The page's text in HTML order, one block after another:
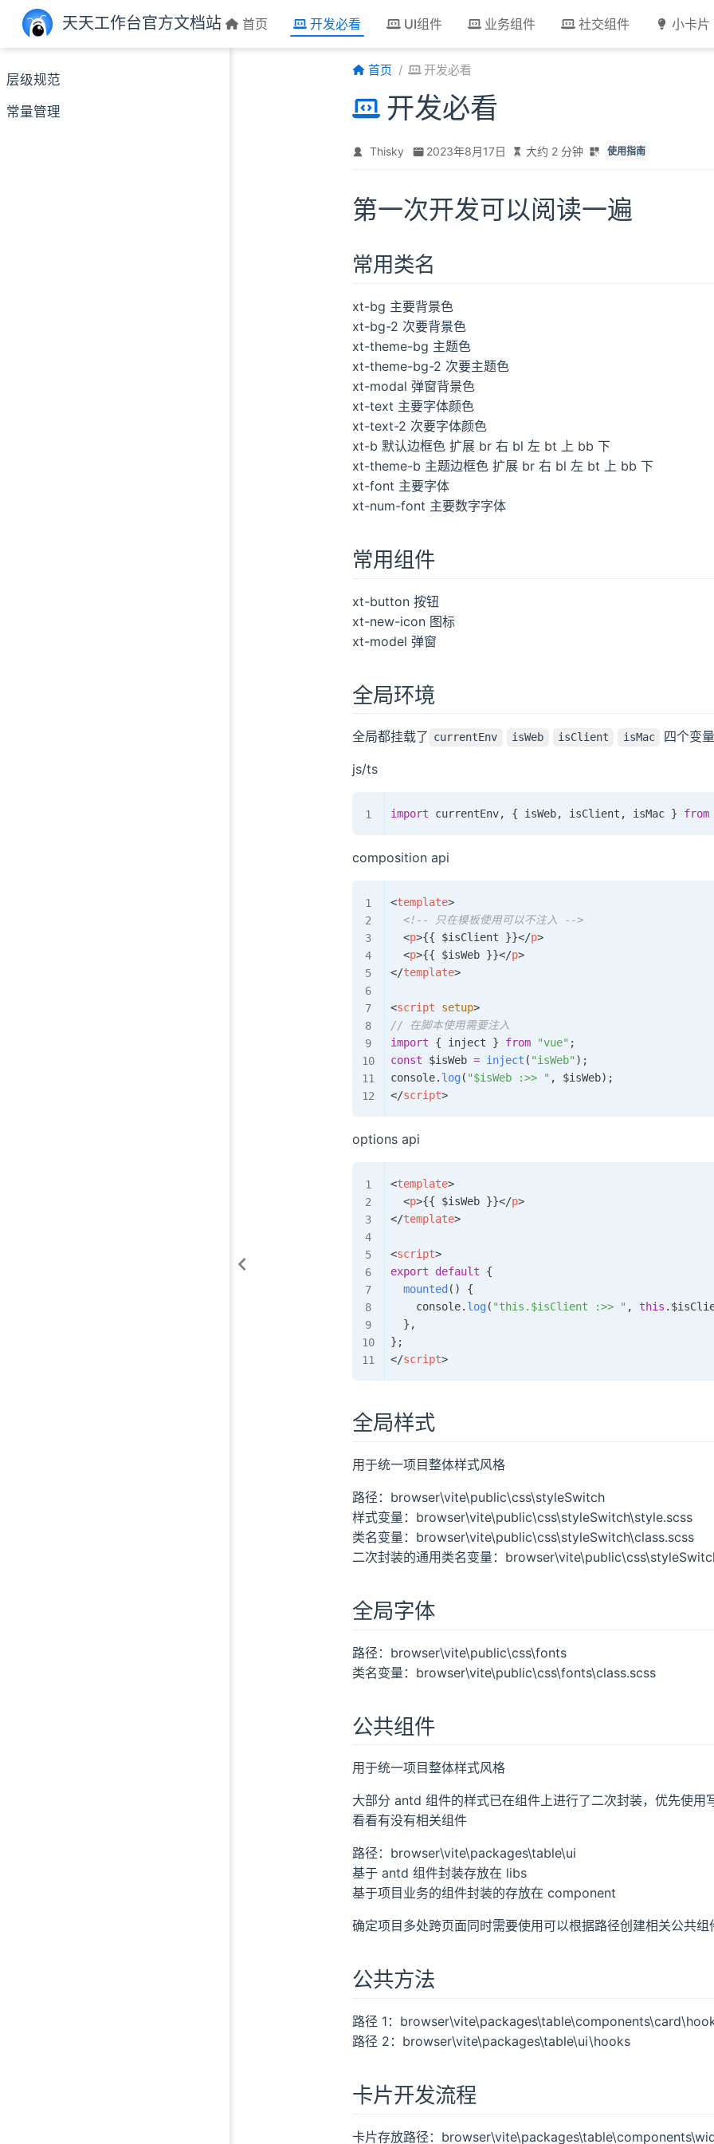
跳至主要內容
天天工作台官方文档站 首页 开发必看 UI组件 业务组件 社交组件 小卡片
层级规范
常量管理
首页 开发必看
开发必看
Thisky 2023年8月17日 大约 2 分钟 使用指南
第一次开发可以阅读一遍
常用类名
xt-bg 主要背景色
xt-bg-2 次要背景色
xt-theme-bg 主题色
xt-theme-bg-2 次要主题色
xt-modal 弹窗背景色
xt-text 主要字体颜色
xt-text-2 次要字体颜色
xt-b 默认边框色 扩展 br 右 bl 左 bt 上 bb 下
xt-theme-b 主题边框色 扩展 br 右 bl 左 bt 上 bb 下
xt-font 主要字体
xt-num-font 主要数字字体
常用组件
xt-button 按钮
xt-new-icon 图标
xt-model 弹窗
全局环境
全局都挂载了 currentEnv isWeb isClient isMac 四个变
js/ts
import currentEnv, { isWeb, isClient , isMac } from
composition api
<template>
<!-- 只在模板使用可以不注入 -->
<p>{{ $isClient }}</p>
<p>{{ $isWeb }}</p>
</template>
<script setup>
// 在脚本使用需要注入
import
{ inject } from "vue" ;
const $isWeb = inject ( "isWeb" ) ;
console. log ( "$isWeb :>> " , $isWeb) ;
</script>
options api
<template>
<p>{{ $isWeb }}</p>
</template>
<script>
export
default
{
mounted ( )
{
    console
. log ( "this.$isClient :>> " , this .
} ,
} ;
</script>
全局样式
用于统一项目整体样式风格
路径：browser\vite\public\css\styleSwitch
样式变量：browser\vite\public\css\styleSwitch\style.scss
类名变量：browser\vite\public\css\styleSwitch\class.scss
二次封装的通用类名变量：
全局字体
路径：browser\vite\public\css\fonts
类名变量：browser\vite\public\css\fonts\class.scss
公共组件
用于统一项目整体样式风格
大部分 antd 组件的样式已在组件上进行了二次封装，优先使用
看看有没有相关组件
路径：browser\vite\packages\table\ui
基于 antd 组件封装存放在 libs
基于项目业务的组件封装的存放在 component
确定项目多处跨页面同时需要使用可以根据路径创建相关公共组
公共方法
路径 1：
路径 2：browser\vite\packages\table\ui\hooks
卡片开发流程
卡片存放路径：